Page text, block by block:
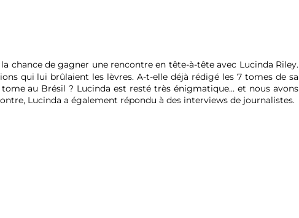
la chance de gagner une rencontre en tête-à-tête avec Lucinda Riley.
qui lui brûlaient les lèvres. A-t-elle déjà rédigé les 7 tomes de sa
au Brésil ? Lucinda est resté très énigmatique… et nous avons
Lucinda a également répondu à des interviews de journalistes.